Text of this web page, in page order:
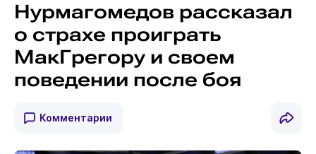
Нурмагомедов рассказал
о страхе проиграть
МакГрегору и своем
поведении после боя
Комментарии